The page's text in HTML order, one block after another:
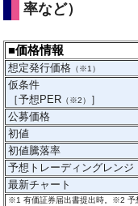
率など）
■価格情報
想定発行価格 （※1）
仮条件
［予想PER （※2） ］
公募価格
初値
初値騰落率
予想トレーディングレンジ
最新チャート
※1 有価証券届出書提出時。※2 予